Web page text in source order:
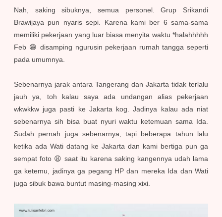
Nah, saking sibuknya, semua personel. Grup Srikandi
Brawijaya pun nyaris sepi. Karena kami ber 6 sama-sama
memiliki pekerjaan yang luar biasa menyita waktu *halahhhhh
Feb 😁 disamping ngurusin pekerjaan rumah tangga seperti
pada umumnya.
Sebenarnya jarak antara Tangerang dan Jakarta tidak terlalu
jauh ya, toh kalau saya ada undangan alias pekerjaan
wkwkkw juga pasti ke Jakarta kog. Jadinya kalau ada niat
sebenarnya sih bisa buat nyuri waktu ketemuan sama Ida.
Sudah pernah juga sebenarnya, tapi beberapa tahun lalu
ketika ada Wati datang ke Jakarta dan kami bertiga pun ga
sempat foto 😩 saat itu karena saking kangennya udah lama
ga ketemu, jadinya ga pegang HP dan mereka Ida dan Wati
juga sibuk bawa buntut masing-masing xixi.